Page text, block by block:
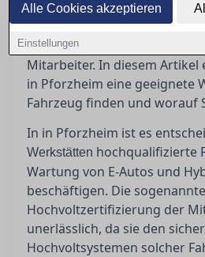
Alle Cookies akzeptieren
Einstellungen
Qualifikationen benötigt
Elektrofahrzeuge fachgerecht
Antwort liegt in der
Mitarbeiter. In diesem Artikel
in Pforzheim eine geeignete
Fahrzeug finden und worauf
In in Pforzheim ist es
Werkstätten hochqualifizierte
Wartung von E-Autos und
beschäftigen. Die sogenannte
Hochvoltzertifizierung der
unerlässlich, da sie den
Hochvoltsystemen solcher